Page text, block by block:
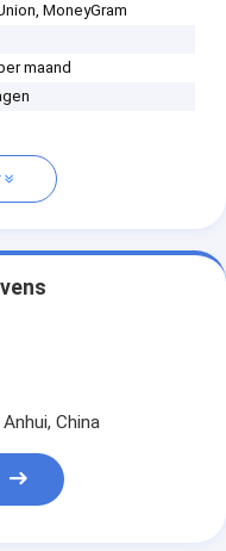
MoneyGram
maand
China